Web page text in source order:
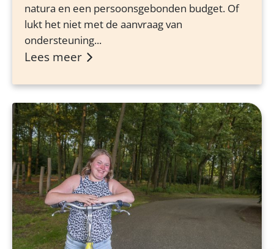
natura en een persoonsgebonden budget. Of
lukt het niet met de aanvraag van
ondersteuning...
Lees meer